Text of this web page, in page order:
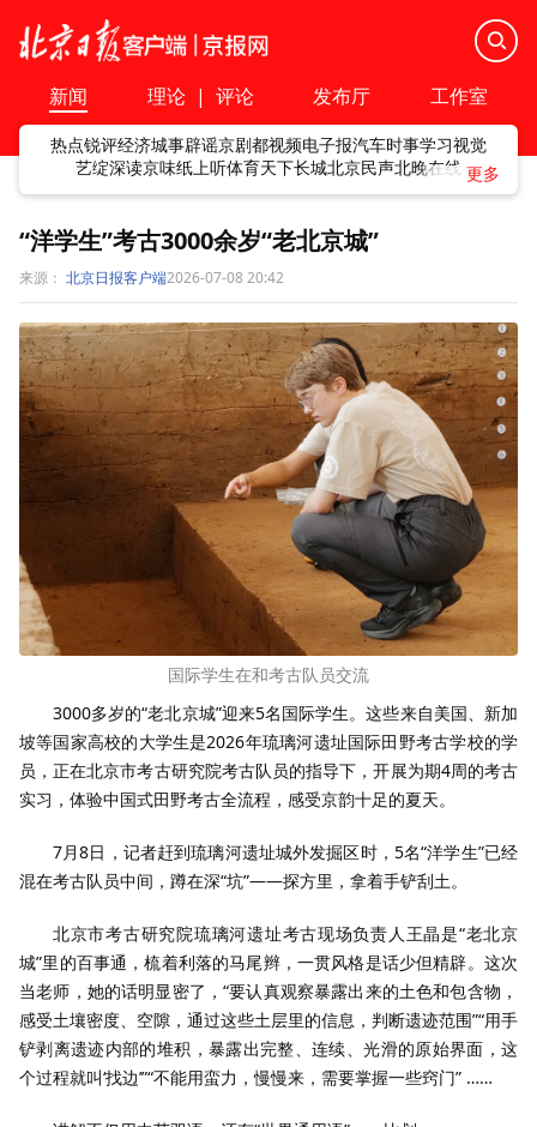
新闻 理论 | 评论 发布厅 工作室
热点锐评经济城事辟谣京剧都视频电子报汽车时事学习视觉
艺绽深读京味纸上听体育天下长城北京民声北晚在线
“洋学生”考古3000余岁“老北京城”
来源： 北京日报客户端2026-07-08 20:42
国际学生在和考古队员交流
3000多岁的“老北京城”迎来5名国际学生。这些来自美国、新加
坡等国家高校的大学生是2026年琉璃河遗址国际田野考古学校的学
员，正在北京市考古研究院考古队员的指导下，开展为期4周的考古
实习，体验中国式田野考古全流程，感受京韵十足的夏天。
7月8日，记者赶到琉璃河遗址城外发掘区时， 5名“洋学生”已经
混在考古队员中间，蹲在深“坑”——探方里，拿着手铲刮土。
北京市考古研究院琉璃河遗址考古现场负责人王晶是“老北京
城”里的百事通，梳着利落的马尾辫，一贯风格是话少但精辟。这次
当老师，她的话明显密了，“要认真观察暴露出来的土色和包含物，
感受土壤密度、空隙，通过这些土层里的信息，判断遗迹范围”“用手
铲剥离遗迹内部的堆积，暴露出完整、连续、光滑的原始界面，这
个过程就叫‘找边’”“不能用蛮力，慢慢来，需要掌握一些窍门” ……